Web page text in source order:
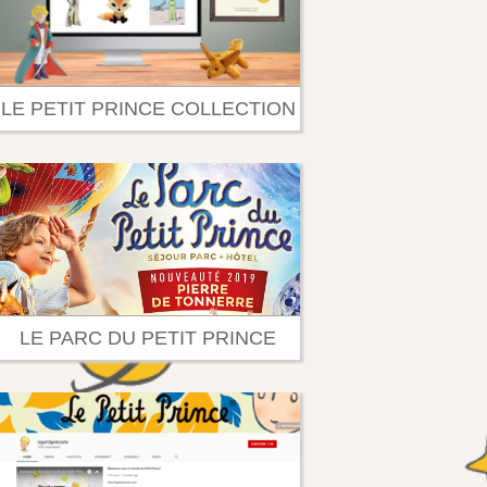
LE PETIT PRINCE COLLECTION
LE PARC DU PETIT PRINCE